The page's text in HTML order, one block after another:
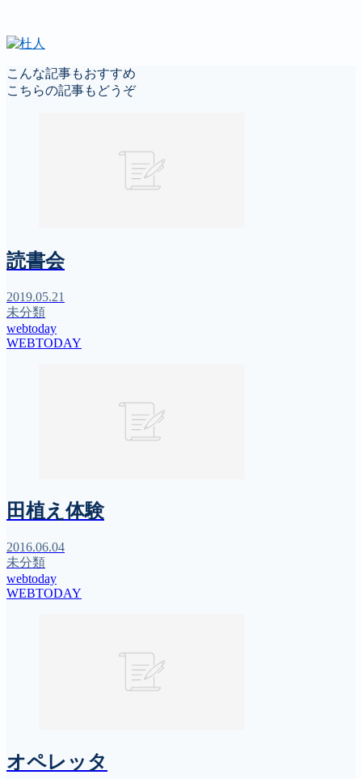
こんな記事もおすすめ
こちらの記事もどうぞ
読書会
2019.05.21
未分類
webtoday
WEBTODAY
田植え体験
2016.06.04
未分類
webtoday
WEBTODAY
オペレッタ